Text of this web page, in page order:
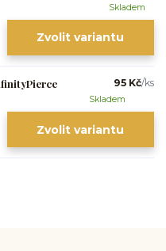
Skladem
Zvolit variantu
95 Kč/ks
Skladem
Zvolit variantu